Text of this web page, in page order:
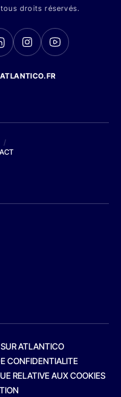
droits réservés.
/
ATLANTICO
CONFIDENTIALITE
RELATIVE AUX COOKIES